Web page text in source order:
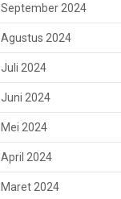
September 2024
Agustus 2024
Juli 2024
Juni 2024
Mei 2024
April 2024
Maret 2024